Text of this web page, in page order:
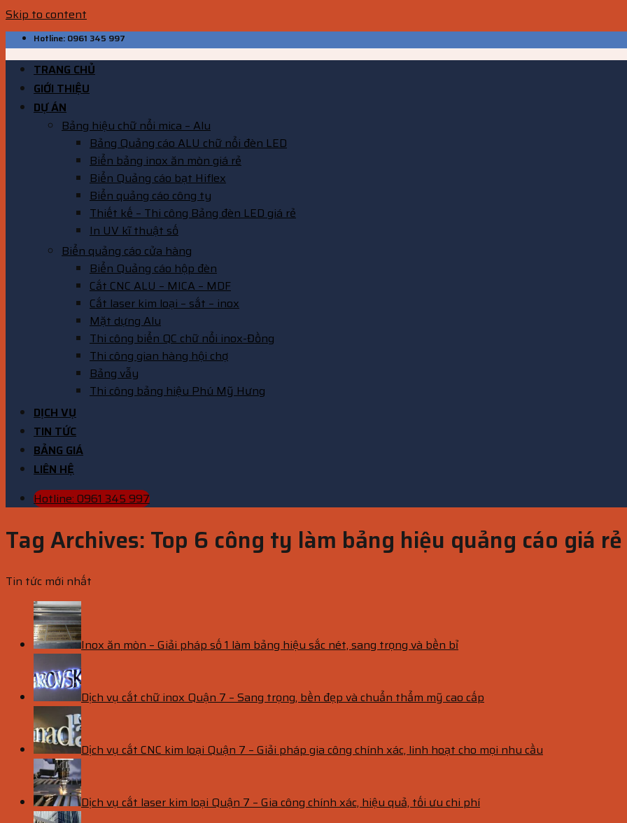
Skip to content
Hotline: 0961 345 997
TRANG CHỦ
GIỚI THIỆU
DỰ ÁN
Bảng hiệu chữ nổi mica – Alu
Bảng Quảng cáo ALU chữ nổi đèn LED
Biển bảng inox ăn mòn giá rẻ
Biển Quảng cáo bạt Hiflex
Biển quảng cáo công ty
Thiết kế – Thi công Bảng đèn LED giá rẻ
In UV kĩ thuật số
Biển quảng cáo cửa hàng
Biển Quảng cáo hộp đèn
Cắt CNC ALU – MICA – MDF
Cắt laser kim loại – sắt – inox
Mặt dựng Alu
Thi công biển QC chữ nổi inox-Đồng
Thi công gian hàng hội chợ
Bảng vẫy
Thi công bảng hiệu Phú Mỹ Hưng
DỊCH VỤ
TIN TỨC
BẢNG GIÁ
LIÊN HỆ
Hotline: 0961 345 997
Tag Archives: Top 6 công ty làm bảng hiệu quảng cáo giá
Tin tức mới nhất
Inox ăn mòn – Giải pháp số 1 làm bảng hiệu sắc nét, sang trọng và bền bỉ
Dịch vụ cắt chữ inox Quận 7 – Sang trọng, bền đẹp và chuẩn thẩm mỹ cao cấp
Dịch vụ cắt CNC kim loại Quận 7 – Giải pháp gia công chính xác, linh hoạt cho mọi nhu cầu
Dịch vụ cắt laser kim loại Quận 7 – Gia công chính xác, hiệu quả, tối ưu chi phí